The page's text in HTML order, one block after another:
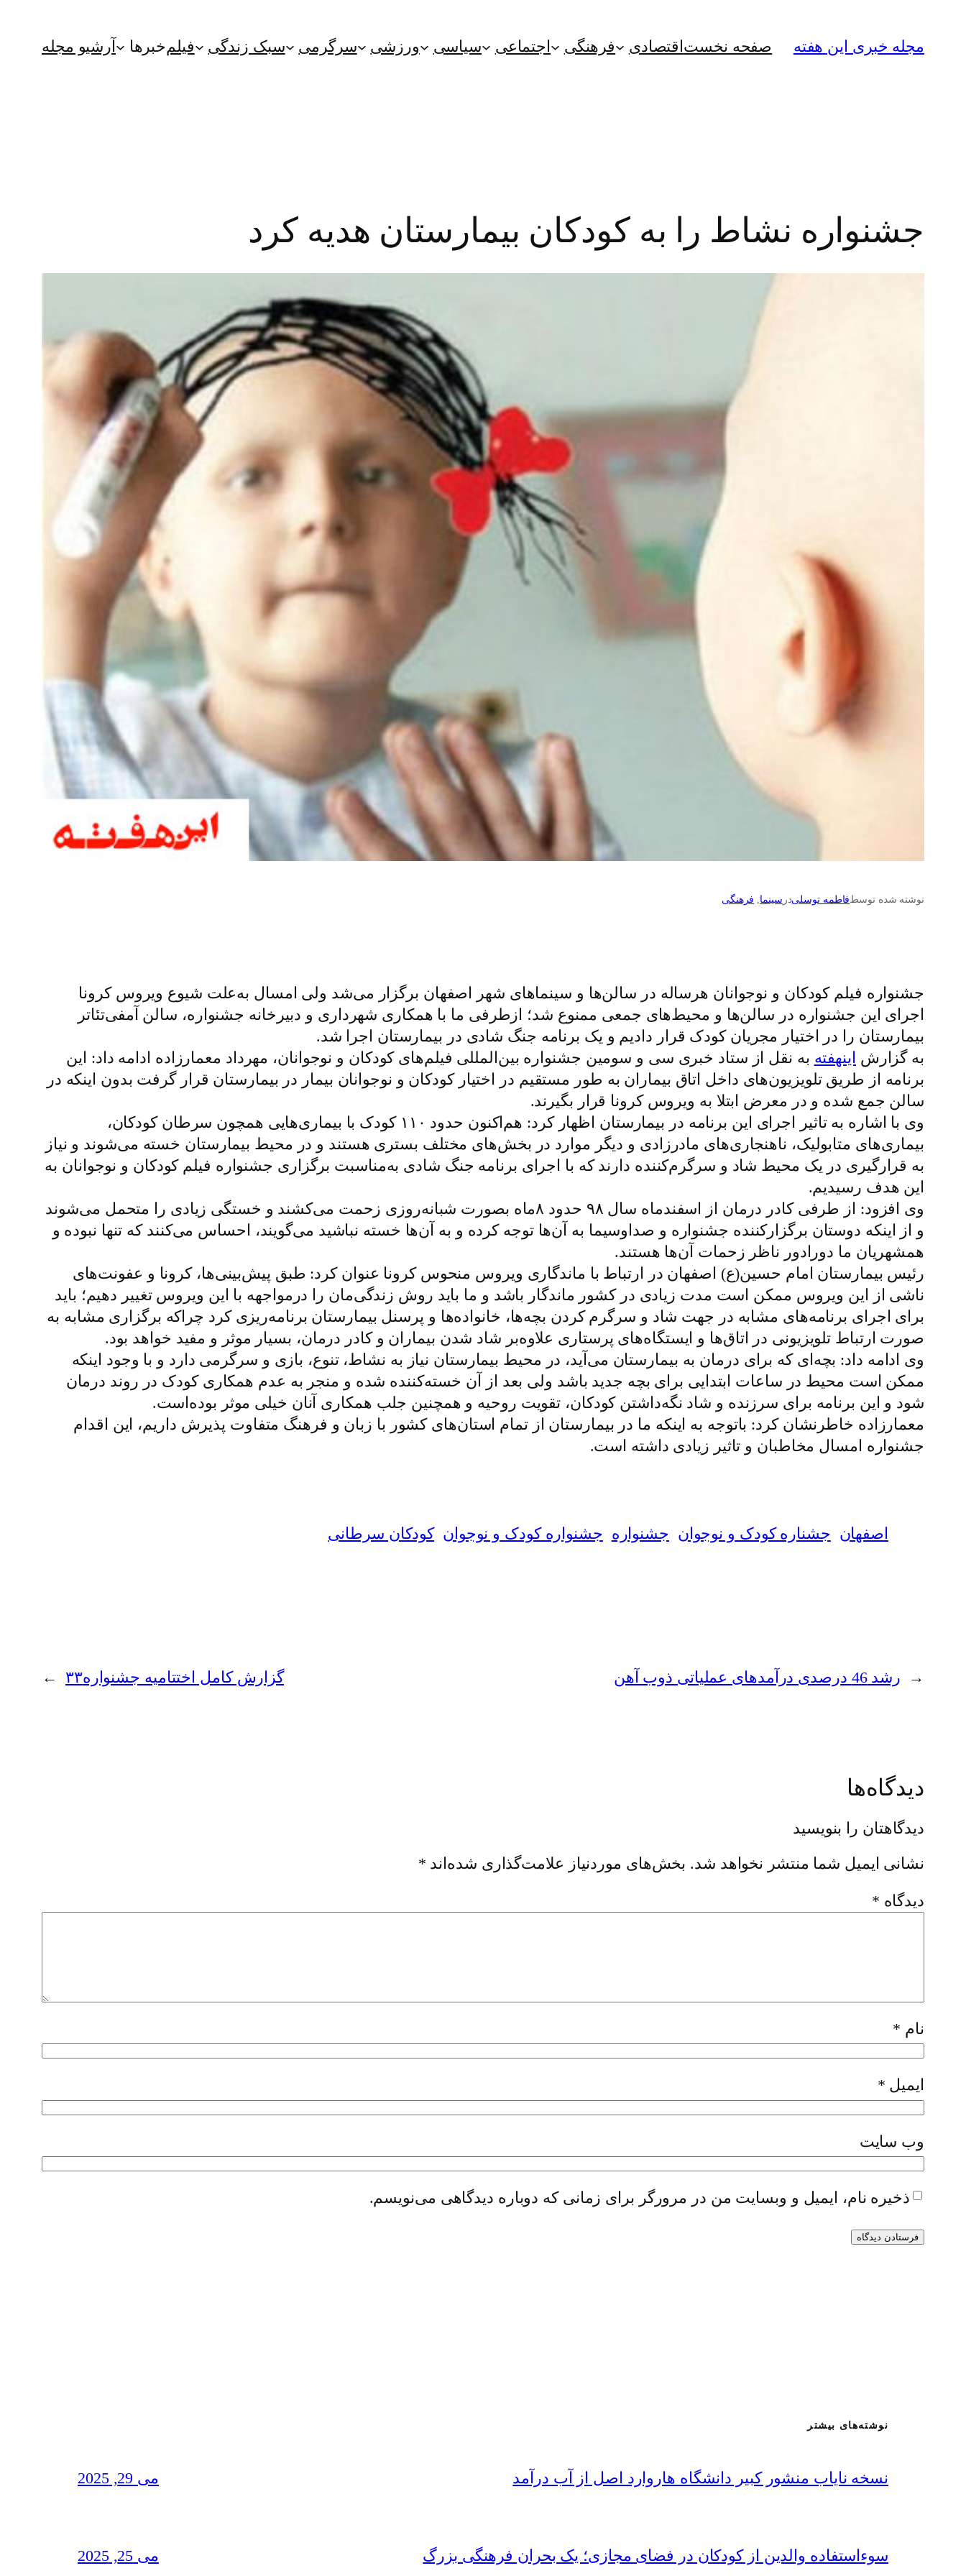
مجله خبری این هفته صفحه نخستاقتصادی فرهنگی اجتماعی سیاسی ورزشی سرگرمی سبک زندگی فیلمخبرها آرشیو مجله
جشنواره نشاط را به کودکان بیمارستان هدیه کرد
نوشته شده توسطفاطمه توسلیدر سینما, فرهنگی
جشنواره فیلم کودکان و نوجوانان هرساله در سالن‌ها و سینماهای شهر اصفهان برگزار می‌شد ولی امسال به‌علت شیوع ویروس کرونا
اجرای این جشنواره در سالن‌ها و محیط‌های جمعی ممنوع شد؛ ازطرفی ما با همکاری شهرداری و دبیرخانه جشنواره، سالن آمفی‌تئاتر
بیمارستان را در اختیار مجریان کودک قرار دادیم و یک برنامه جنگ شادی در بیمارستان اجرا شد.
به گزارش اینهفته به نقل از ستاد خبری سی و سومین جشنواره بین‌المللی فیلم‌های کودکان و نوجوانان، مهرداد معمارزاده ادامه داد: این
برنامه از طریق تلویزیون‌های داخل اتاق بیماران به طور مستقیم در اختیار کودکان و نوجوانان بیمار در بیمارستان قرار گرفت بدون اینکه در
سالن جمع شده و در معرض ابتلا به ویروس کرونا قرار بگیرند.
وی با اشاره به تاثیر اجرای این برنامه در بیمارستان اظهار کرد: هم‌اکنون حدود ۱۱۰ کودک با بیماری‌هایی همچون سرطان کودکان،
بیماری‌های متابولیک، ناهنجاری‌های مادرزادی و دیگر موارد در بخش‌های مختلف بستری هستند و در محیط بیمارستان خسته می‌شوند و نیاز
به قرارگیری در یک محیط شاد و سرگرم‌کننده دارند که با اجرای برنامه جنگ شادی به‌مناسبت برگزاری جشنواره فیلم کودکان و نوجوانان به
این هدف رسیدیم.
وی افزود: از طرفی کادر درمان از اسفندماه سال ۹۸ حدود ۸ماه بصورت شبانه‌روزی زحمت می‌کشند و خستگی زیادی را متحمل می‌شوند
و از اینکه دوستان برگزارکننده جشنواره و صداوسیما به آن‌ها توجه کرده و به آن‌ها خسته نباشید می‌گویند، احساس می‌کنند که تنها نبوده و
همشهریان ما دورادور ناظر زحمات آن‌ها هستند.
رئیس بیمارستان امام حسین(ع) اصفهان در ارتباط با ماندگاری ویروس منحوس کرونا عنوان کرد: طبق پیش‌بینی‌ها، کرونا و عفونت‌های
ناشی از این ویروس ممکن است مدت زیادی در کشور ماندگار باشد و ما باید روش زندگی‌مان را درمواجهه با این ویروس تغییر دهیم؛ باید
برای اجرای برنامه‌های مشابه در جهت شاد و سرگرم کردن بچه‌ها، خانواده‌ها و پرسنل بیمارستان برنامه‌ریزی کرد چراکه برگزاری مشابه به
صورت ارتباط تلویزیونی در اتاق‌ها و ایستگاه‌های پرستاری علاوه‌بر شاد شدن بیماران و کادر درمان، بسیار موثر و مفید خواهد بود.
وی ادامه داد: بچه‌ای که برای درمان به بیمارستان می‌آید، در محیط بیمارستان نیاز به نشاط، تنوع، بازی و سرگرمی دارد و با وجود اینکه
ممکن است محیط در ساعات ابتدایی برای بچه جدید باشد ولی بعد از آن خسته‌کننده شده و منجر به عدم همکاری کودک در روند درمان
شود و این برنامه برای سرزنده و شاد نگه‌داشتن کودکان، تقویت روحیه و همچنین جلب همکاری آنان خیلی موثر بوده‌است.
معمارزاده خاطرنشان کرد: باتوجه به اینکه ما در بیمارستان از تمام استان‌های کشور با زبان و فرهنگ متفاوت پذیرش داریم، این اقدام
جشنواره امسال مخاطبان و تاثیر زیادی داشته است.
اصفهان جشناره کودک و نوجوان جشنواره جشنواره کودک و نوجوان کودکان سرطانی
← رشد 46 درصدی درآمدهای عملیاتی ذوب آهن گزارش کامل اختتامیه جشنواره۳۳ →
دیدگاه‌ها
دیدگاهتان را بنویسید
نشانی ایمیل شما منتشر نخواهد شد. بخش‌های موردنیاز علامت‌گذاری شده‌اند *
دیدگاه *
نام *
ایمیل *
وب‌ سایت
ذخیره نام، ایمیل و وبسایت من در مرورگر برای زمانی که دوباره دیدگاهی می‌نویسم.
نوشته‌های بیشتر
نسخه نایاب منشور کبیر دانشگاه هاروارد اصل از آب درآمد می 29, 2025
سوءاستفاده‌ والدین از کودکان در فضای مجازی؛ یک بحران فرهنگی بزرگ می 25, 2025